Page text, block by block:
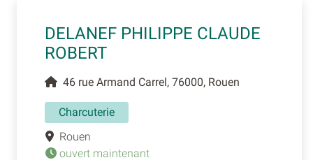
DELANEF PHILIPPE CLAUDE
ROBERT
46 rue Armand Carrel, 76000, Rouen
Charcuterie
Rouen
ouvert maintenant